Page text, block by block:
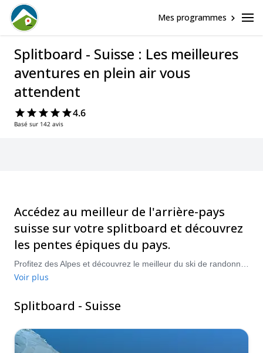
Mes programmes
Splitboard - Suisse : Les meilleures
aventures en plein air vous
attendent
4.6
Basé sur 142 avis
Accédez au meilleur de l'arrière-pays
suisse sur votre splitboard et découvrez
les pentes épiques du pays.
Voir plus
Splitboard - Suisse